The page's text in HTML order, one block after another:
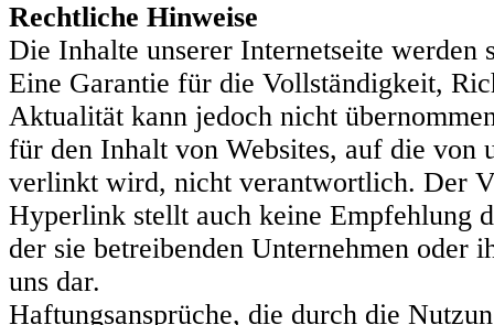
Rechtliche Hinweise
Die Inhalte unserer Internetseite werden
Eine Garantie für die Vollständigkeit,
Aktualität kann jedoch nicht
für den Inhalt von Websites, auf die von
verlinkt wird, nicht verantwortlich. Der
Hyperlink stellt auch keine Empfehlung
der sie betreibenden Unternehmen oder
uns dar.
Haftungsansprüche, die durch die